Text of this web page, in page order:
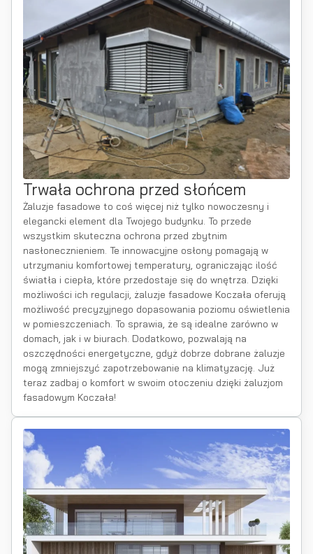
Trwała ochrona przed słońcem
Żaluzje fasadowe to coś więcej niż tylko nowoczesny i
elegancki element dla Twojego budynku. To przede
wszystkim skuteczna ochrona przed zbytnim
nasłonecznieniem. Te innowacyjne osłony pomagają w
utrzymaniu komfortowej temperatury, ograniczając ilość
światła i ciepła, które przedostaje się do wnętrza. Dzięki
możliwości ich regulacji, żaluzje fasadowe Koczała oferują
możliwość precyzyjnego dopasowania poziomu oświetlenia
w pomieszczeniach. To sprawia, że są idealne zarówno w
domach, jak i w biurach. Dodatkowo, pozwalają na
oszczędności energetyczne, gdyż dobrze dobrane żaluzje
mogą zmniejszyć zapotrzebowanie na klimatyzację. Już
teraz zadbaj o komfort w swoim otoczeniu dzięki żaluzjom
fasadowym Koczała!